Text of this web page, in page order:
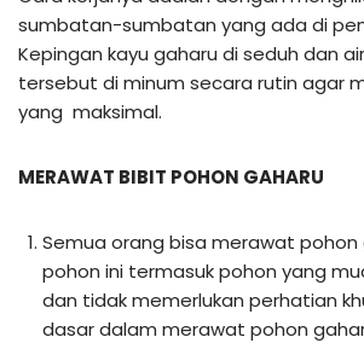
sumbatan-sumbatan yang ada di
Kepingan kayu gaharu di seduh dan
tersebut di minum secara rutin agar
yang maksimal.
MERAWAT BIBIT POHON GAHARU
Semua orang bisa merawat pohon
pohon ini termasuk pohon yang
dan tidak memerlukan perhatian
dasar dalam merawat pohon